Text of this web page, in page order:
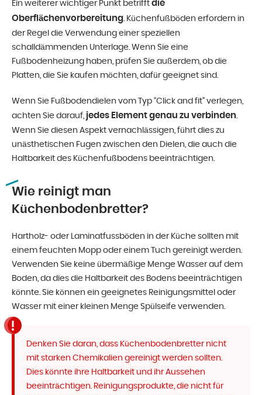
Ein weiterer wichtiger Punkt betrifft die
Oberflächenvorbereitung. Küchenfußböden erfordern in
der Regel die Verwendung einer speziellen
schalldämmenden Unterlage. Wenn Sie eine
Fußbodenheizung haben, prüfen Sie außerdem, ob die
Platten, die Sie kaufen möchten, dafür geeignet sind.
Wenn Sie Fußbodendielen vom Typ “Click and fit” verlegen,
achten Sie darauf, jedes Element genau zu verbinden.
Wenn Sie diesen Aspekt vernachlässigen, führt dies zu
unästhetischen Fugen zwischen den Dielen, die auch die
Haltbarkeit des Küchenfußbodens beeinträchtigen.
Wie reinigt man
Küchenbodenbretter?
Hartholz- oder Laminatfussböden in der Küche sollten mit
einem feuchten Mopp oder einem Tuch gereinigt werden.
Verwenden Sie keine übermäßige Menge Wasser auf dem
Boden, da dies die Haltbarkeit des Bodens beeinträchtigen
könnte. Sie können ein geeignetes Reinigungsmittel oder
Wasser mit einer kleinen Menge Spülseife verwenden.
Denken Sie daran, dass Küchenbodenbretter nicht
mit starken Chemikalien gereinigt werden sollten.
Dies könnte ihre Haltbarkeit und ihr Aussehen
beeinträchtigen. Reinigungsprodukte, die nicht für